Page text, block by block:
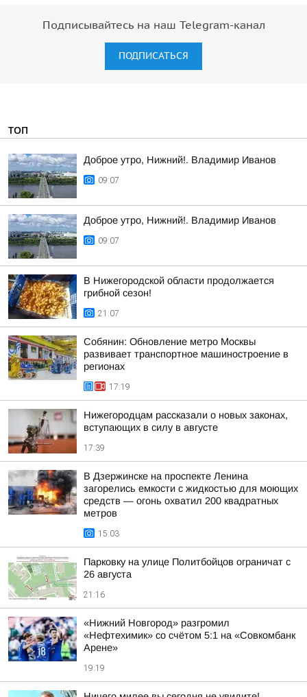
Подписывайтесь на наш Telegram-канал
ПОДПИСАТЬСЯ
ТОП
Доброе утро, Нижний!. Владимир Иванов
09:07
Доброе утро, Нижний!. Владимир Иванов
09:07
В Нижегородской области продолжается
грибной сезон!
21:07
Собянин: Обновление метро Москвы
развивает транспортное машиностроение в
регионах
17:19
Нижегородцам рассказали о новых законах,
вступающих в силу в августе
17:39
В Дзержинске на проспекте Ленина
загорелись емкости с жидкостью для моющих
средств — огонь охватил 200 квадратных
метров
15:03
Парковку на улице Политбойцов ограничат с
26 августа
21:16
«Нижний Новгород» разгромил
«Нефтехимик» со счётом 5:1 на «Совкомбанк
Арене»
19:19